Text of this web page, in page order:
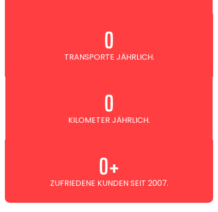
TRANSPORTE JÄHRLICH.
0
KILOMETER JÄHRLICH.
0
ZUFRIEDENE KUNDEN SEIT 2007.
0+